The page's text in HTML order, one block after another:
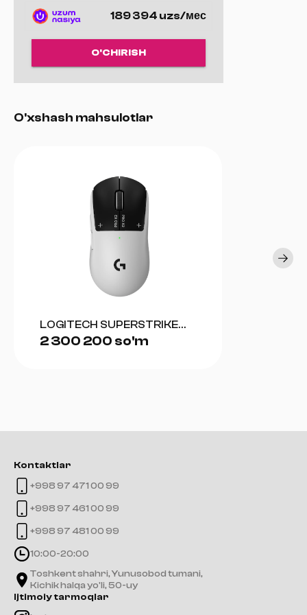
189 394 uzs/мес
O'CHIRISH
O'xshash mahsulotlar
LOGITECH SUPERSTRIKE
(WHITE)
2 300 200 so'm
Kontaktlar
+998 97 471 00 99
+998 97 461 00 99
+998 97 481 00 99
10:00-20:00
Toshkent shahri, Yunusobod tumani,
Kichik halqa yo'li, 50-uy
Ijtimoiy tarmoqlar